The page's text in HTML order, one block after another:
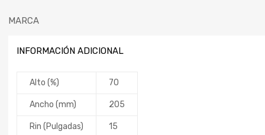
MARCA
INFORMACIÓN ADICIONAL
Alto (%) 70
Ancho (mm) 205
Rin (Pulgadas) 15